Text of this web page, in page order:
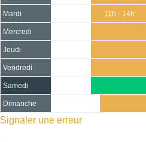
Mardi 11h - 14h
Mercredi
Jeudi
Vendredi
Samedi
Dimanche
Signaler une erreur